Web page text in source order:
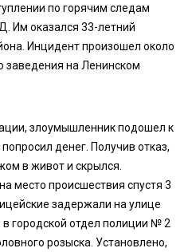
по горячим следам
Им оказался 33-летний
Инцидент произошел около
заведения на Ленинском
злоумышленник подошел к
денег. Получив отказ,
в живот и скрылся.
место происшествия спустя 3
задержали на улице
городской отдел полиции № 2
розыска. Установлено,